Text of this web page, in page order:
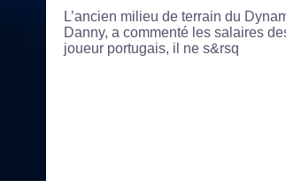
L’ancien milieu de terrain du
Danny, a commenté les salaires
joueur portugais, il ne s&rsq